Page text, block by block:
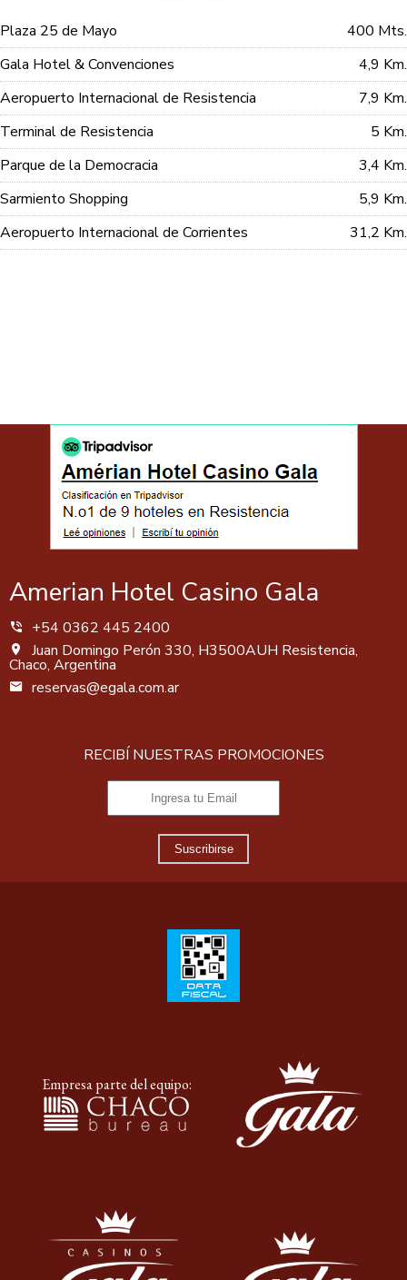
Plaza 25 de Mayo
400 Mts.
Gala Hotel & Convenciones
4,9 Km.
Aeropuerto Internacional de Resistencia
7,9 Km.
Terminal de Resistencia
5 Km.
Parque de la Democracia
3,4 Km.
Sarmiento Shopping
5,9 Km.
Aeropuerto Internacional de Corrientes
31,2 Km.
Amerian Hotel Casino Gala
+54 0362 445 2400
Juan Domingo Perón 330, H3500AUH Resistencia,
Chaco, Argentina
reservas@egala.com.ar
RECIBÍ NUESTRAS PROMOCIONES
Suscribirse
Empresa parte del equipo: